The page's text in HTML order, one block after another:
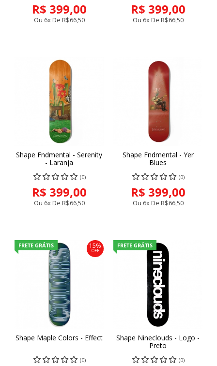
R$ 399,00
Ou 6x De R$66,50
R$ 399,00
Ou 6x De R$66,50
Shape Fndmental - Serenity
- Laranja
(0)
R$ 399,00
Ou 6x De R$66,50
Shape Fndmental - Yer
Blues
(0)
R$ 399,00
Ou 6x De R$66,50
FRETE GRÁTIS 15%
OFF
Shape Maple Colors - Effect
(0)
FRETE GRÁTIS
Shape Nineclouds - Logo -
Preto
(0)